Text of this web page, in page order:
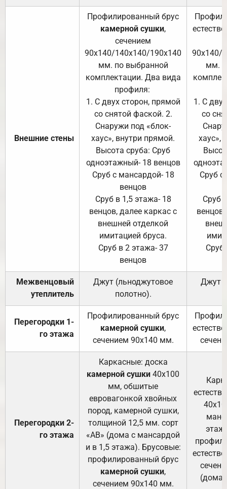
Внешние стены
Профилированный брус
камерной сушки,
сечением
90х140/140х140/190х140
мм. по выбранной
комплектации. Два вида
профиля:
1. С двух сторон, прямой
со снятой фаской. 2.
Снаружи под «блок-
хаус», внутри прямой.
Высота сруба: Сруб
одноэтажный- 18 венцов
Сруб с мансардой- 18
венцов
Сруб в 1,5 этажа- 18
венцов, далее каркас с
внешней отделкой
имитацией бруса.
Сруб в 2 этажа- 37
венцов
90х140/
мм.
1. С
со
хаус»,
Сруб с
Сруб
Сруб
Межвенцовый
утеплитель
Джут (льноджутовое
полотно).
Джут
Перегородки 1-
го этажа
Профилированный брус
камерной сушки,
сечением 90х140 мм.
Перегородки 2-
го этажа
Каркасные: доска
камерной сушки 40х100
мм, обшитые
евровагонкой хвойных
пород, камерной сушки,
толщиной 12,5 мм. сорт
«АВ» (дома с мансардой
и в 1,5 этажа). Брусовые:
профилированный брус
камерной сушки,
сечением 90х140 мм.
(дома